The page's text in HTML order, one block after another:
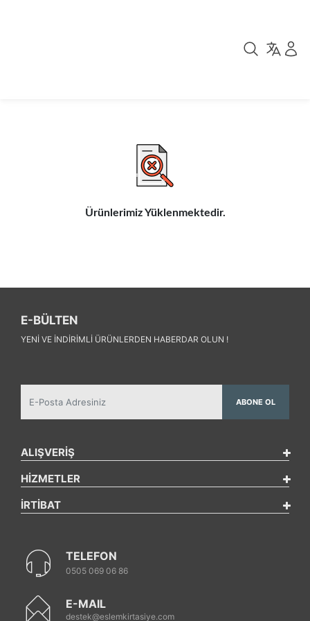
Ürünlerimiz Yüklenmektedir.
E-BÜLTEN
YENI VE INDIRIMLI ÜRÜNLERDEN HABERDAR OLUN !
ABONE OL
ALIŞVERİŞ
HİZMETLER
İRTİBAT
TELEFON
0505 069 06 86
E-MAIL
destek@eslemkirtasiye.com